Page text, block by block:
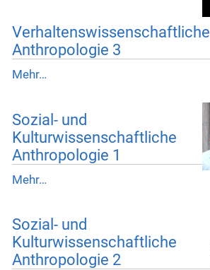
Verhaltenswissenschaftliche
Anthropologie 3
Mehr…
Sozial- und
Kulturwissenschaftliche
Anthropologie 1
Mehr…
Sozial- und
Kulturwissenschaftliche
Anthropologie 2